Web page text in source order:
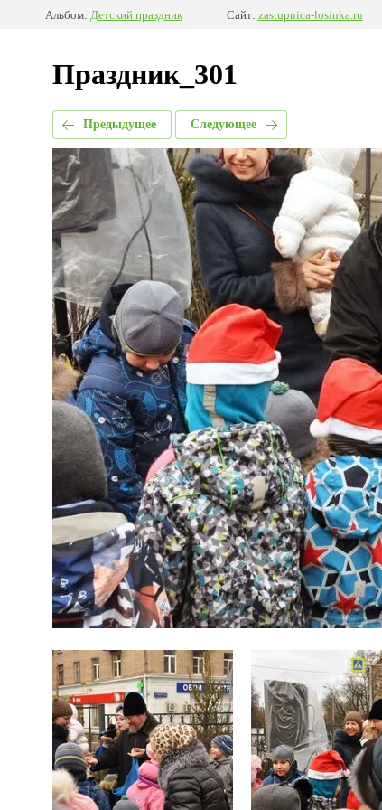
Альбом: Детский праздник Сайт: zastupnica-losinka.ru
Праздник_301
Предыдущее Следующее